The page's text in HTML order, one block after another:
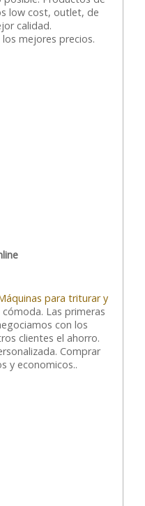
low cost, outlet, de
calidad.
los mejores precios.
para triturar y
Las primeras
con los
clientes el ahorro.
Comprar
y economicos..